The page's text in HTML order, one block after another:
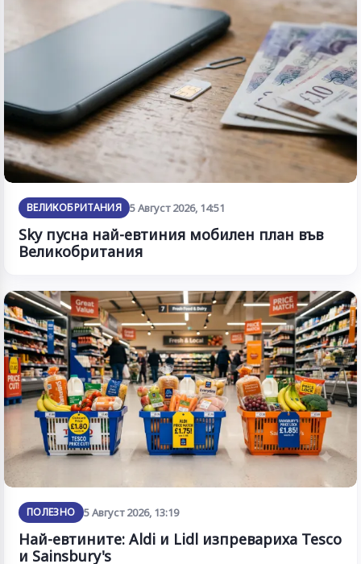
ВЕЛИКОБРИТАНИЯ 5 Август 2026, 14:51
Sky пусна най-евтиния мобилен план във
Великобритания
ПОЛЕЗНО 5 Август 2026, 13:19
Най-евтините: Aldi и Lidl изпревариха Tesco
и Sainsbury's